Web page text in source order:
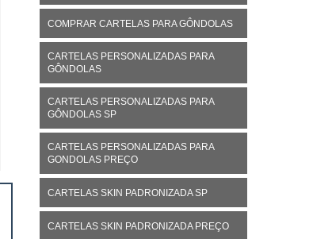
COMPRAR CARTELAS PARA GÔNDOLAS
CARTELAS PERSONALIZADAS PARA
GÔNDOLAS
CARTELAS PERSONALIZADAS PARA
GÔNDOLAS SP
CARTELAS PERSONALIZADAS PARA
GONDOLAS PREÇO
CARTELAS SKIN PADRONIZADA SP
CARTELAS SKIN PADRONIZADA PREÇO